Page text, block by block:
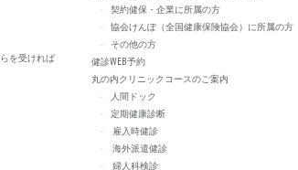
を受ければ
契約健保・企業に所属の方
協会けんぽ（全国健康保険協会）に所属の方
その他の方
健診WEB予約
丸の内クリニックコースのご案内
人間ドック
定期健康診断
雇入時健診
海外派遣健診
婦人科検診